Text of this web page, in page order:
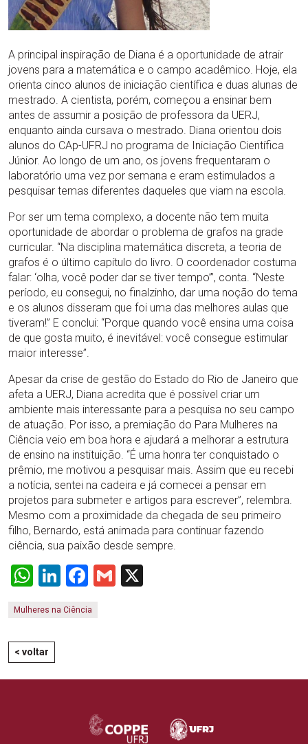
A principal inspiração de Diana é a oportunidade de atrair
jovens para a matemática e o campo acadêmico. Hoje, ela
orienta cinco alunos de iniciação científica e duas alunas de
mestrado. A cientista, porém, começou a ensinar bem
antes de assumir a posição de professora da UERJ,
enquanto ainda cursava o mestrado. Diana orientou dois
alunos do CAp-UFRJ no programa de Iniciação Científica
Júnior. Ao longo de um ano, os jovens frequentaram o
laboratório uma vez por semana e eram estimulados a
pesquisar temas diferentes daqueles que viam na escola.
Por ser um tema complexo, a docente não tem muita
oportunidade de abordar o problema de grafos na grade
curricular. “Na disciplina matemática discreta, a teoria de
grafos é o último capítulo do livro. O coordenador costuma
falar: ‘olha, você poder dar se tiver tempo’”, conta. “Neste
período, eu consegui, no finalzinho, dar uma noção do tema
e os alunos disseram que foi uma das melhores aulas que
tiveram!” E conclui: “Porque quando você ensina uma coisa
de que gosta muito, é inevitável: você consegue estimular
maior interesse”.
Apesar da crise de gestão do Estado do Rio de Janeiro que
afeta a UERJ, Diana acredita que é possível criar um
ambiente mais interessante para a pesquisa no seu campo
de atuação. Por isso, a premiação do Para Mulheres na
Ciência veio em boa hora e ajudará a melhorar a estrutura
de ensino na instituição. “É uma honra ter conquistado o
prêmio, me motivou a pesquisar mais. Assim que eu recebi
a notícia, sentei na cadeira e já comecei a pensar em
projetos para submeter e artigos para escrever”, relembra.
Mesmo com a proximidade da chegada de seu primeiro
filho, Bernardo, está animada para continuar fazendo
ciência, sua paixão desde sempre.
WhatsApp
LinkedIn
Facebook
Gmail
Mulheres na Ciência
< voltar